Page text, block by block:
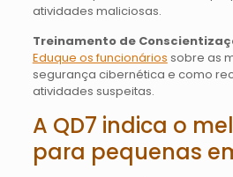
atividades maliciosas.
Treinamento de
Eduque os funcionários sobre as
segurança cibernética e como
atividades suspeitas.
A QD7 indica o
para pequenas